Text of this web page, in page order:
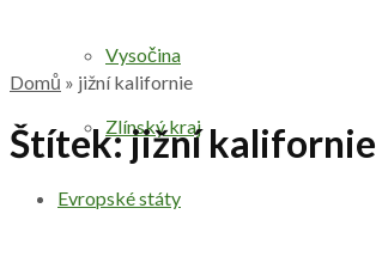
Vysočina
Zlínský kraj
Evropské státy
Domů » jižní kalifornie
Štítek:jižní kalifornie